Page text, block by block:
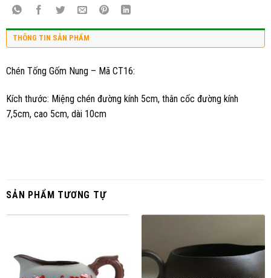
THÔNG TIN SẢN PHẨM
Chén Tống Gốm Nung – Mã CT16:
Kích thước: Miệng chén đường kính 5cm, thân cốc đường kính
7,5cm, cao 5cm, dài 10cm
SẢN PHẨM TƯƠNG TỰ